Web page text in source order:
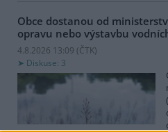
Obce dostanou od
opravu nebo výstavbu
4.8.2026 13:09 (ČTK)
Diskuse: 3